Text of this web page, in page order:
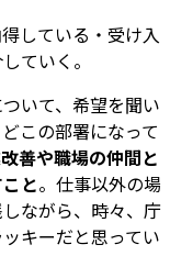
している・受け入
ていく。
いて、希望を聞い
この部署になって
善や職場の仲間と
と。仕事以外の場
ながら、時々、庁
キーだと思ってい